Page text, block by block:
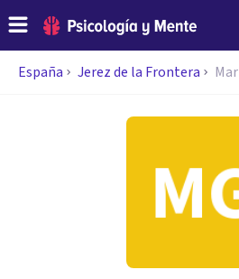
España Jerez de la Frontera